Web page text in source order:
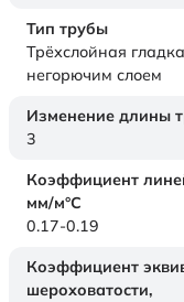
Тип трубы
Трёхслойная
негорючим слоем
Изменение длины
3
Коэффициент
мм/м°С
0.17-0.19
Коэффициент
шероховатости,